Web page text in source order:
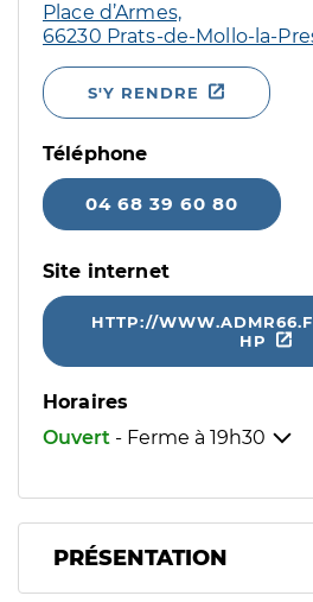
Place d’Armes,
66230 Prats-de-Mollo-la-
S'Y RENDRE
Téléphone
04 68 39 60 80
Site internet
HTTP://
HP
Horaires
Ouvert - Ferme à 19h30
PRÉSENTATION